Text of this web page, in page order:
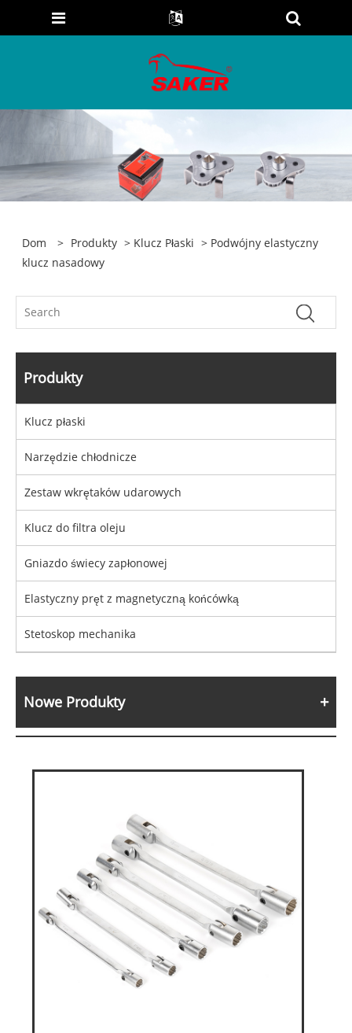
Dom > Produkty > Klucz Płaski > Podwójny elastyczny
klucz nasadowy
Produkty
Klucz płaski
Narzędzie chłodnicze
Zestaw wkrętaków udarowych
Klucz do filtra oleju
Gniazdo świecy zapłonowej
Elastyczny pręt z magnetyczną końcówką
Stetoskop mechanika
Nowe Produkty